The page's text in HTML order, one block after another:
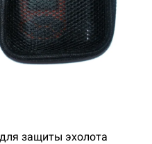
защиты эхолота